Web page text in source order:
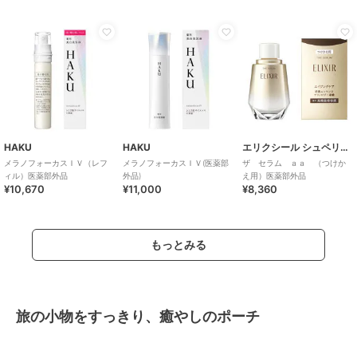
HAKU
メラノフォーカスＩＶ（レフ
ィル）医薬部外品
¥10,670
HAKU
メラノフォーカスＩＶ(医薬部
外品)
¥11,000
エリクシール シュペリエル
ザ セラム ａａ （つけか
え用）医薬部外品
¥8,360
もっとみる
旅の小物をすっきり、癒やしのポーチ